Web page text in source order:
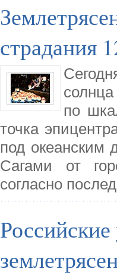
страдания
по
точка
под океанским
Сагами от
согласно